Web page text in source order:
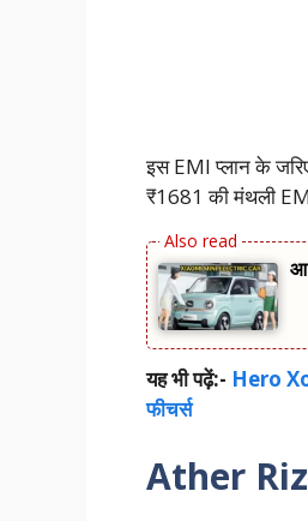
इस EMI प्लान के
₹1681 की मंथली
आ
यह भी पढ़ें:- Hero
फीचर्स
Ather